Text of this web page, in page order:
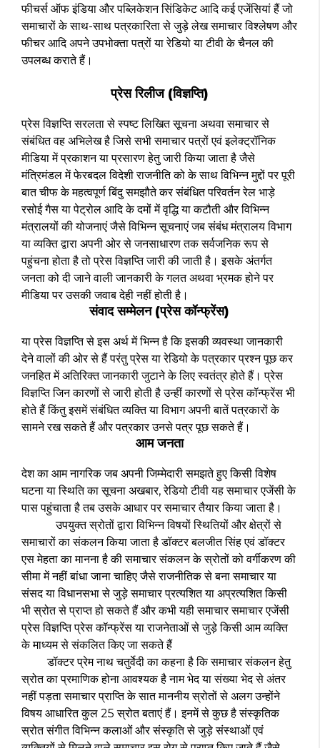
फीचर्स ऑफ इंडिया और पब्लिकेशन सिंडिकेट आदि कई एजेंसियां हैं जो
समाचारों के साथ-साथ पत्रकारिता से जुड़े लेख समाचार विश्लेषण और
फीचर आदि अपने उपभोक्ता पत्रों या रेडियो या टीवी के चैनल की
उपलब्ध कराते हैं।
प्रेस रिलीज (विज्ञप्ति)
प्रेस विज्ञप्ति सरलता से स्पष्ट लिखित सूचना अथवा समाचार से
संबंधित वह अभिलेख है जिसे सभी समाचार पत्रों एवं इलेक्ट्रॉनिक
मीडिया में प्रकाशन या प्रसारण हेतु जारी किया जाता है जैसे
मंत्रिमंडल में फेरबदल विदेशी राजनीति को के साथ विभिन्न मुद्दों पर पूरी
बात चीफ के महत्वपूर्ण बिंदु समझौते कर संबंधित परिवर्तन रेल भाड़े
रसोई गैस या पेट्रोल आदि के दमों में वृद्धि या कटौती और विभिन्न
मंत्रालयों की योजनाएं जैसे विभिन्न सूचनाएं जब संबंध मंत्रालय विभाग
या व्यक्ति द्वारा अपनी ओर से जनसाधारण तक सर्वजनिक रूप से
पहुंचना होता है तो प्रेस विज्ञप्ति जारी की जाती है। इसके अंतर्गत
जनता को दी जाने वाली जानकारी के गलत अथवा भ्रमक होने पर
मीडिया पर उसकी जवाब देही नहीं होती है।
संवाद सम्मेलन (प्रेस कॉन्फ्रेंस)
या प्रेस विज्ञप्ति से इस अर्थ में भिन्न है कि इसकी व्यवस्था जानकारी
देने वालों की ओर से हैं परंतु प्रेस या रेडियो के पत्रकार प्रश्न पूछ कर
जनहित में अतिरिक्त जानकारी जुटाने के लिए स्वतंत्र होते हैं। प्रेस
विज्ञप्ति जिन कारणों से जारी होती है उन्हीं कारणों से प्रेस कॉन्फ्रेंस भी
होते हैं किंतु इसमें संबंधित व्यक्ति या विभाग अपनी बातें पत्रकारों के
सामने रख सकते हैं और पत्रकार उनसे पत्र पूछ सकते हैं।
आम जनता
देश का आम नागरिक जब अपनी जिम्मेदारी समझते हुए किसी विशेष
घटना या स्थिति का सूचना अखबार, रेडियो टीवी यह समाचार एजेंसी के
पास पहुंचाता है तब उसके आधार पर समाचार तैयार किया जाता है।
उपयुक्त स्रोतों द्वारा विभिन्न विषयों स्थितियों और क्षेत्रों से
समाचारों का संकलन किया जाता है डॉक्टर बलजीत सिंह एवं डॉक्टर
एस मेहता का मानना है की समाचार संकलन के स्रोतों को वर्गीकरण की
सीमा में नहीं बांधा जाना चाहिए जैसे राजनीतिक से बना समाचार या
संसद या विधानसभा से जुड़े समाचार प्रत्यशित या अप्रत्यशित किसी
भी स्रोत से प्राप्त हो सकते हैं और कभी यही समाचार समाचार एजेंसी
प्रेस विज्ञप्ति प्रेस कॉन्फ्रेंस या राजनेताओं से जुड़े किसी आम व्यक्ति
के माध्यम से संकलित किए जा सकते हैं
डॉक्टर प्रेम नाथ चतुर्वेदी का कहना है कि समाचार संकलन हेतु
स्रोत का प्रमाणिक होना आवश्यक है नाम भेद या संख्या भेद से अंतर
नहीं पड़ता समाचार प्राप्ति के सात माननीय स्रोतों से अलग उन्होंने
विषय आधारित कुल 25 स्रोत बताएं हैं। इनमें से कुछ है संस्कृतिक
स्रोत संगीत विभिन्न कलाओं और संस्कृति से जुड़े संस्थाओं एवं